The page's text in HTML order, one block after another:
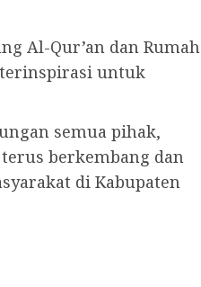
Al-Qur’an dan Rumah
terinspirasi untuk
semua pihak,
berkembang dan
di Kabupaten